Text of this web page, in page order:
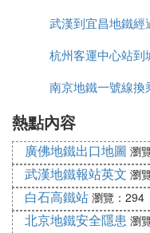
④ 南京地鐵s5號
從經天路、仙林湖到
物流中心，再然後過
⑤ 南京地鐵5號
些位置
比較靠近苜蓿園大街
5號線尚未開建，具體
民卡嗎
武漢到宜昌地鐵經
麼地方
杭州客運中心站到
地鐵
南京地鐵一號線換
熱點內容
廣佛地鐵出口地圖 瀏
武漢地鐵報站英文 瀏
白石高鐵站 瀏覽：294
北京地鐵安全隱患 瀏